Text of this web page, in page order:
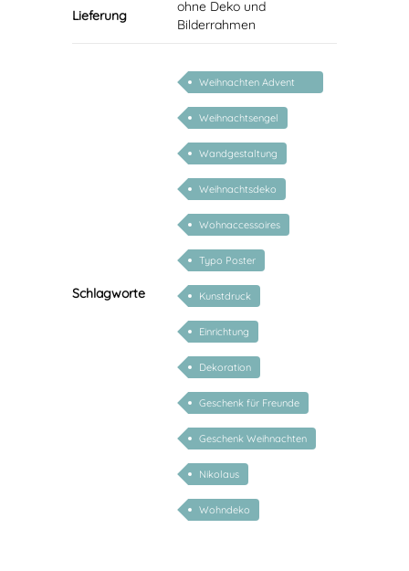
Lieferung
ohne Deko und
Bilderrahmen
Schlagworte
Weihnachten Advent
Nikolaus
Weihnachtsengel
Wandgestaltung
Weihnachtsdeko
Wohnaccessoires
Typo Poster
Kunstdruck
Einrichtung
Dekoration
Geschenk für Freunde
Geschenk Weihnachten
Nikolaus
Wohndeko